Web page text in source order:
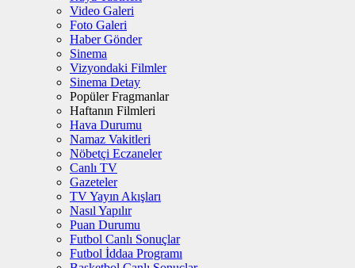
Video Galeri
Foto Galeri
Haber Gönder
Sinema
Vizyondaki Filmler
Sinema Detay
Popüler Fragmanlar
Haftanın Filmleri
Hava Durumu
Namaz Vakitleri
Nöbetçi Eczaneler
Canlı TV
Gazeteler
TV Yayın Akışları
Nasıl Yapılır
Puan Durumu
Futbol Canlı Sonuçlar
Futbol İddaa Programı